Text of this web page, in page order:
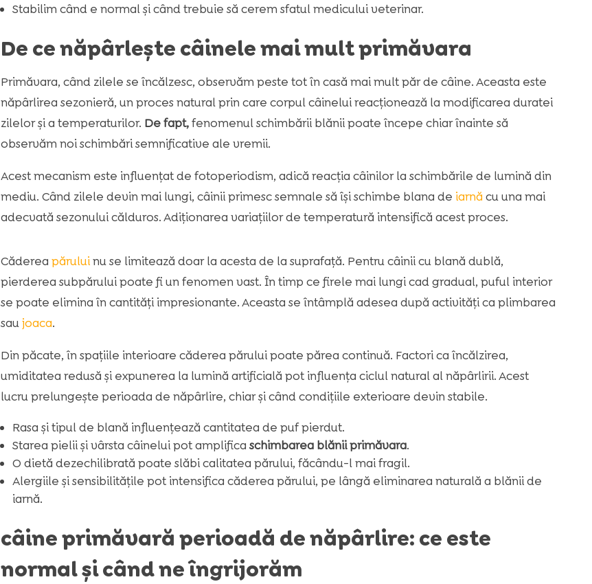
Stabilim când e normal și când trebuie să cerem sfatul medicului veterinar.
De ce năpârlește câinele mai mult primăvara
Primăvara, când zilele se încălzesc, observăm peste tot în casă mai mult păr de câine. Aceasta este
năpârlirea sezonieră, un proces natural prin care corpul câinelui reacționează la modificarea duratei
zilelor și a temperaturilor. De fapt,fenomenul schimbării blănii poate începe chiar înainte să
observăm noi schimbări semnificative ale vremii.
Acest mecanism este influențat de fotoperiodism, adică reacția câinilor la schimbările de lumină din
mediu. Când zilele devin mai lungi, câinii primesc semnale să își schimbe blana de iarnă cu una mai
adecvată sezonului călduros. Adiționarea variațiilor de temperatură intensifică acest proces.
Căderea păruluinu se limitează doar la acesta de la suprafață. Pentru câinii cu blană dublă,
pierderea subpărului poate fi un fenomen vast. În timp ce firele mai lungi cad gradual, puful interior
se poate elimina în cantități impresionante. Aceasta se întâmplă adesea după activități ca plimbarea
saujoaca.
Din păcate, în spațiile interioare căderea părului poate părea continuă. Factori ca încălzirea,
umiditatea redusă și expunerea la lumină artificială pot influența ciclul natural al năpârlirii. Acest
lucru prelungește perioada de năpârlire, chiar și când condițiile exterioare devin stabile.
Rasa și tipul de blană influențează cantitatea de puf pierdut.
Starea pielii și vârsta câinelui pot amplifica schimbarea blănii primăvara.
O dietă dezechilibrată poate slăbi calitatea părului, făcându-l mai fragil.
Alergiile și sensibilitățile pot intensifica căderea părului, pe lângă eliminarea naturală a blănii de
iarnă.
câine primăvară perioadă de năpârlire: ce este
normal și când ne îngrijorăm